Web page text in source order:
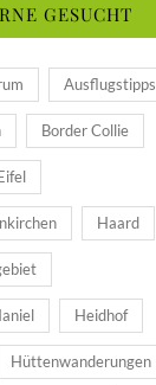
GESUCHT
Ausflugstipps
Border Collie
Haard
Heidhof
Hüttenwanderungen